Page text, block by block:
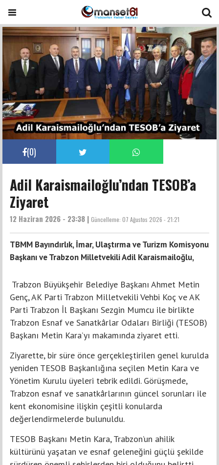
(0)
Adil Karaismailoğlu’ndan TESOB’a
Ziyaret
12 Haziran 2026 - 23:38 | Güncelleme: 07 Ağustos 2026 - 21:21
TBMM Bayındırlık, İmar, Ulaştırma ve Turizm Komisyonu
Başkanı ve Trabzon Milletvekili Adil Karaismailoğlu,
Trabzon Büyükşehir Belediye Başkanı Ahmet Metin
Genç, AK Parti Trabzon Milletvekili Vehbi Koç ve AK
Parti Trabzon İl Başkanı Sezgin Mumcu ile birlikte
Trabzon Esnaf ve Sanatkârlar Odaları Birliği (TESOB)
Başkanı Metin Kara’yı makamında ziyaret etti.
Ziyarette, bir süre önce gerçekleştirilen genel kurulda
yeniden TESOB Başkanlığına seçilen Metin Kara ve
Yönetim Kurulu üyeleri tebrik edildi. Görüşmede,
Trabzon esnaf ve sanatkârlarının güncel sorunları ile
kent ekonomisine ilişkin çeşitli konularda
değerlendirmelerde bulunuldu.
TESOB Başkanı Metin Kara, Trabzon’un ahilik
kültürünü yaşatan ve esnaf geleneğini güçlü şekilde